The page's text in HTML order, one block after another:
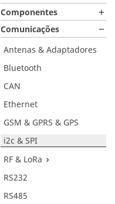
Componentes 
Comunicações 
Antenas & Adaptadores
Bluetooth
CAN
Ethernet
GSM & GPRS & GPS
i2c & SPI
RF & LoRa 
RS232
RS485